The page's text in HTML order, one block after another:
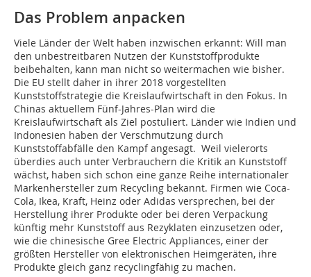
Das Problem anpacken
Viele Länder der Welt haben inzwischen erkannt: Will man
den unbestreitbaren Nutzen der Kunststoffprodukte
beibehalten, kann man nicht so weitermachen wie bisher.
Die EU stellt daher in ihrer 2018 vorgestellten
Kunststoffstrategie die Kreislaufwirtschaft in den Fokus. In
Chinas aktuellem Fünf-Jahres-Plan wird die
Kreislaufwirtschaft als Ziel postuliert. Länder wie Indien und
Indonesien haben der Verschmutzung durch
Kunststoffabfälle den Kampf angesagt. Weil vielerorts
überdies auch unter Verbrauchern die Kritik an Kunststoff
wächst, haben sich schon eine ganze Reihe internationaler
Markenhersteller zum Recycling bekannt. Firmen wie Coca-
Cola, Ikea, Kraft, Heinz oder Adidas versprechen, bei der
Herstellung ihrer Produkte oder bei deren Verpackung
künftig mehr Kunststoff aus Rezyklaten einzusetzen oder,
wie die chinesische Gree Electric Appliances, einer der
größten Hersteller von elektronischen Heimgeräten, ihre
Produkte gleich ganz recyclingfähig zu machen.